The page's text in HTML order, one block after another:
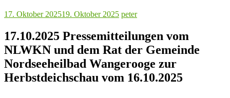
17. Oktober 202519. Oktober 2025 peter
17.10.2025 Pressemitteilungen vom
NLWKN und dem Rat der Gemeinde
Nordseeheilbad Wangerooge zur
Herbstdeichschau vom 16.10.2025